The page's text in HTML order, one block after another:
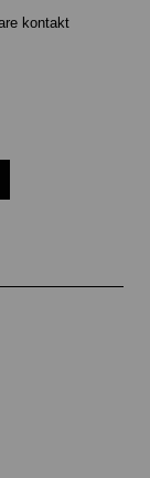
kontakt